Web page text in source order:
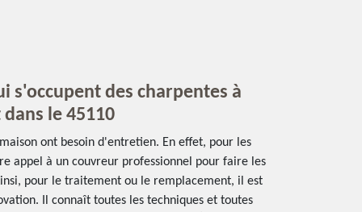
s'occupent des charpentes à
le 45110
ont besoin d'entretien. En effet, pour les
appel à un couvreur professionnel pour faire les
pour le traitement ou le remplacement, il est
Il connaît toutes les techniques et toutes